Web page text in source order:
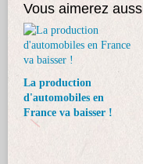
Vous aimerez
La production
d'automobiles en
France va baisser !